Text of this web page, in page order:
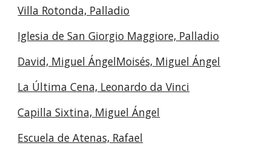
Villa Rotonda, Palladio
Iglesia de San Giorgio Maggiore, Palladio
David, Miguel ÁngelMoisés, Miguel Ángel
La Última Cena, Leonardo da Vinci
Capilla Sixtina, Miguel Ángel
Escuela de Atenas, Rafael